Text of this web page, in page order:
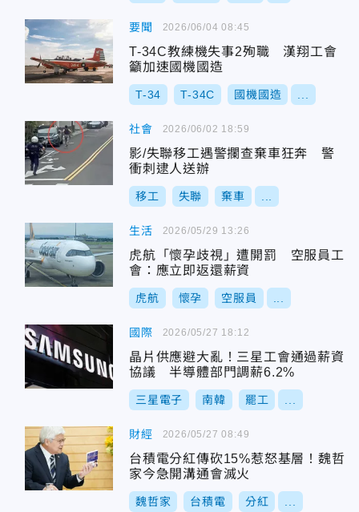
要聞
T-34C教練機失事2殉職 漢翔工會
籲加速國機國造
T-34 T-34C 國機國造
2026/06/04 08:45
社會
影/失聯移工遇警攔查棄車狂奔 警
衝刺逮人送辦
移工 失聯 棄車
2026/06/02 18:59
生活
虎航「懷孕歧視」遭開罰 空服員工
會：應立即返還薪資
虎航 懷孕 空服員
2026/05/29 13:26
國際
晶片供應避大亂！三星工會通過薪資
協議 半導體部門調薪6.2%
三星電子 南韓 罷工
2026/05/27 18:12
財經
台積電分紅傳砍15%惹怒基層！魏哲
家今急開溝通會滅火
魏哲家 台積電 分紅
2026/05/27 08:49